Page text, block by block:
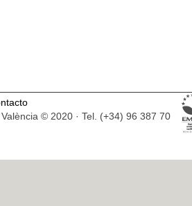
© 2020 · Tel. (+34) 96 387 70